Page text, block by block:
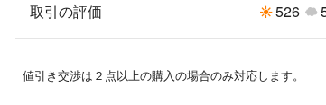
取引の評価 526
値引き交渉は２点以上の購入の場合のみ対応します。